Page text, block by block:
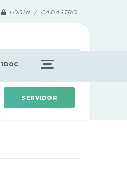
LOGIN / CADASTRO
1DOC
SERVIDOR